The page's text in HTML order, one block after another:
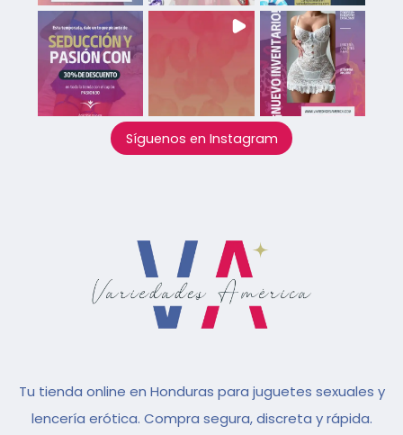
Síguenos en Instagram
Tu tienda online en Honduras para juguetes sexuales y
lencería erótica. Compra segura, discreta y rápida.